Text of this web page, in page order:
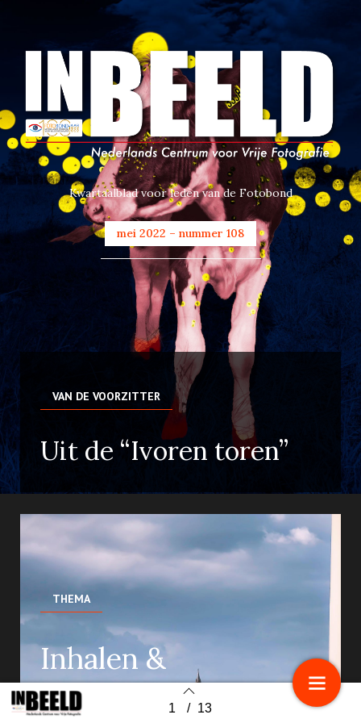
Back to index 1 / 13
Kwartaalblad voor leden van de Fotobond
mei 2022 – nummer 108
VAN DE VOORZITTER
Uit de “Ivoren toren”
THEMA
Inhalen &
vooruitblikken